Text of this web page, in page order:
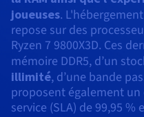
Tarifs
Régions
Documentation
Disponibilités par régions
Documentation
Roadmap & Changelog
Nvidia H200
Nvidia H100
Nvidia L40S
Tarifs
Disponibilités par régions
Documentation
Roadmap & Changelog
Roadmap & Changelog
Tarifs
Documentation
Roadmap & Changelog
CLOUD READY
Cloud ready
Self-Service Portal, API & IaC
IAM & Tenant Management
Protection Game DDoS
DNSSEC
SSL Gateway
Virtualisation et
Site web et application
Tous les usages
Infrastructure Anti-DDoS
DNSSEC
SSL Gateway
USAGES
Comment créer un site web ?
Héberger votre site
Créer mon site en 1 click
joueuses.
repose sur des
Ryzen 7 9800X3D. Ces
mémoire DDR5, d’un
illimité, d’une bande
proposent également
service (SLA) de 99,95